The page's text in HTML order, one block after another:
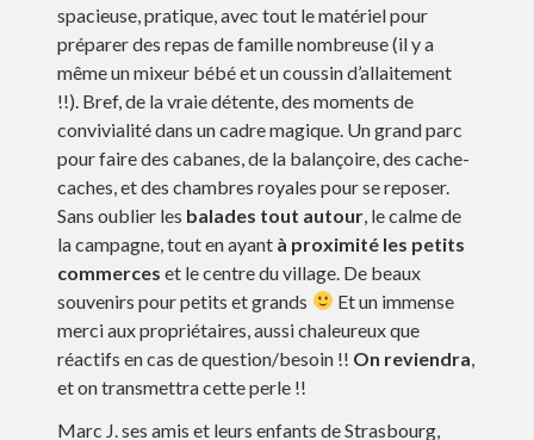
spacieuse, pratique, avec tout le matériel pour
préparer des repas de famille nombreuse (il y a
même un mixeur bébé et un coussin d’allaitement
!!). Bref, de la vraie détente, des moments de
convivialité dans un cadre magique. Un grand parc
pour faire des cabanes, de la balançoire, des cache-
caches, et des chambres royales pour se reposer.
Sans oublier les balades tout autour, le calme de
la campagne, tout en ayant à proximité les petits
commerces et le centre du village. De beaux
souvenirs pour petits et grands
Et un immense
merci aux propriétaires, aussi chaleureux que
réactifs en cas de question/besoin !! On reviendra,
et on transmettra cette perle !!
Marc J. ses amis et leurs enfants de Strasbourg,